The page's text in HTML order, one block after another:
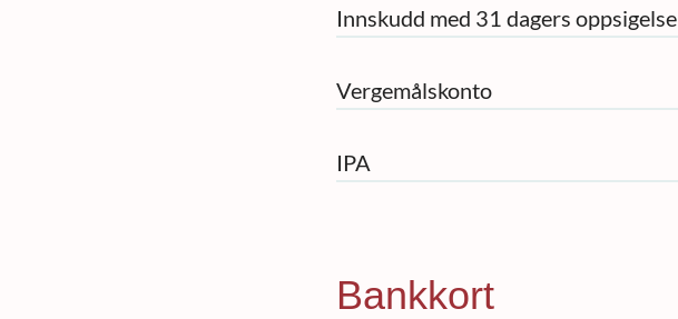
Innskudd med 31 dagers oppsigelse
Vergemålskonto
IPA
Bankkort